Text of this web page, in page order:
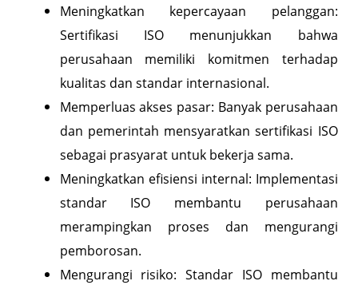
Meningkatkan kepercayaan pelanggan:
Sertifikasi ISO menunjukkan bahwa
perusahaan memiliki komitmen terhadap
kualitas dan standar internasional.
Memperluas akses pasar: Banyak perusahaan
dan pemerintah mensyaratkan sertifikasi ISO
sebagai prasyarat untuk bekerja sama.
Meningkatkan efisiensi internal: Implementasi
standar ISO membantu perusahaan
merampingkan proses dan mengurangi
pemborosan.
Mengurangi risiko: Standar ISO membantu